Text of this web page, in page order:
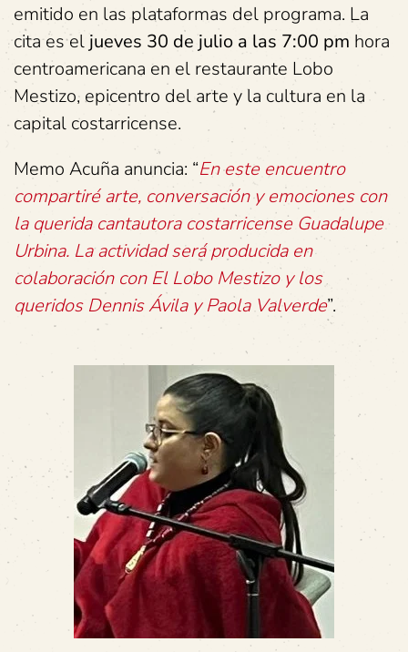
emitido en las plataformas del programa. La
cita es el jueves 30 de julio a las 7:00 pm hora
centroamericana en el restaurante Lobo
Mestizo, epicentro del arte y la cultura en la
capital costarricense.
Memo Acuña anuncia: “En este encuentro
compartiré arte, conversación y emociones con
la querida cantautora costarricense Guadalupe
Urbina. La actividad será producida en
colaboración con El Lobo Mestizo y los
queridos Dennis Ávila y Paola Valverde”.